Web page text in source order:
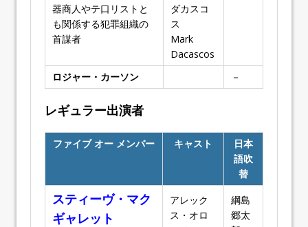
器商人やテ口リストと
も関係する犯罪組織の
首謀者
ダカスコ
ス
Mark
Dacascos
ロジャー・カーソン －
レギュラー出演者
ファイブ オー メンバー キャスト
日本
語吹
替
スティーヴ・マク
ギャレット
アレック
ス・オロ
綱島
郷太